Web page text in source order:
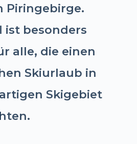
Piringebirge.
ist besonders
alle, die einen
Skiurlaub in
Skigebiet